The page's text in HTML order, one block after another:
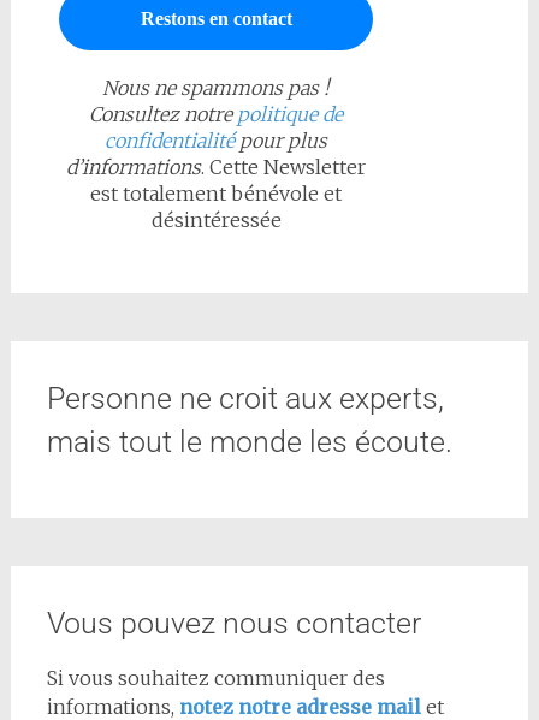
Nous ne spammons pas !
Consultez notrepolitique de
confidentialitépour plus
d’informations. Cette Newsletter
est totalement bénévole et
désintéressée
Personne ne croit aux experts,
mais tout le monde les écoute.
Vous pouvez nous contacter
Si vous souhaitez communiquer des
informations, notez notre adresse mail et